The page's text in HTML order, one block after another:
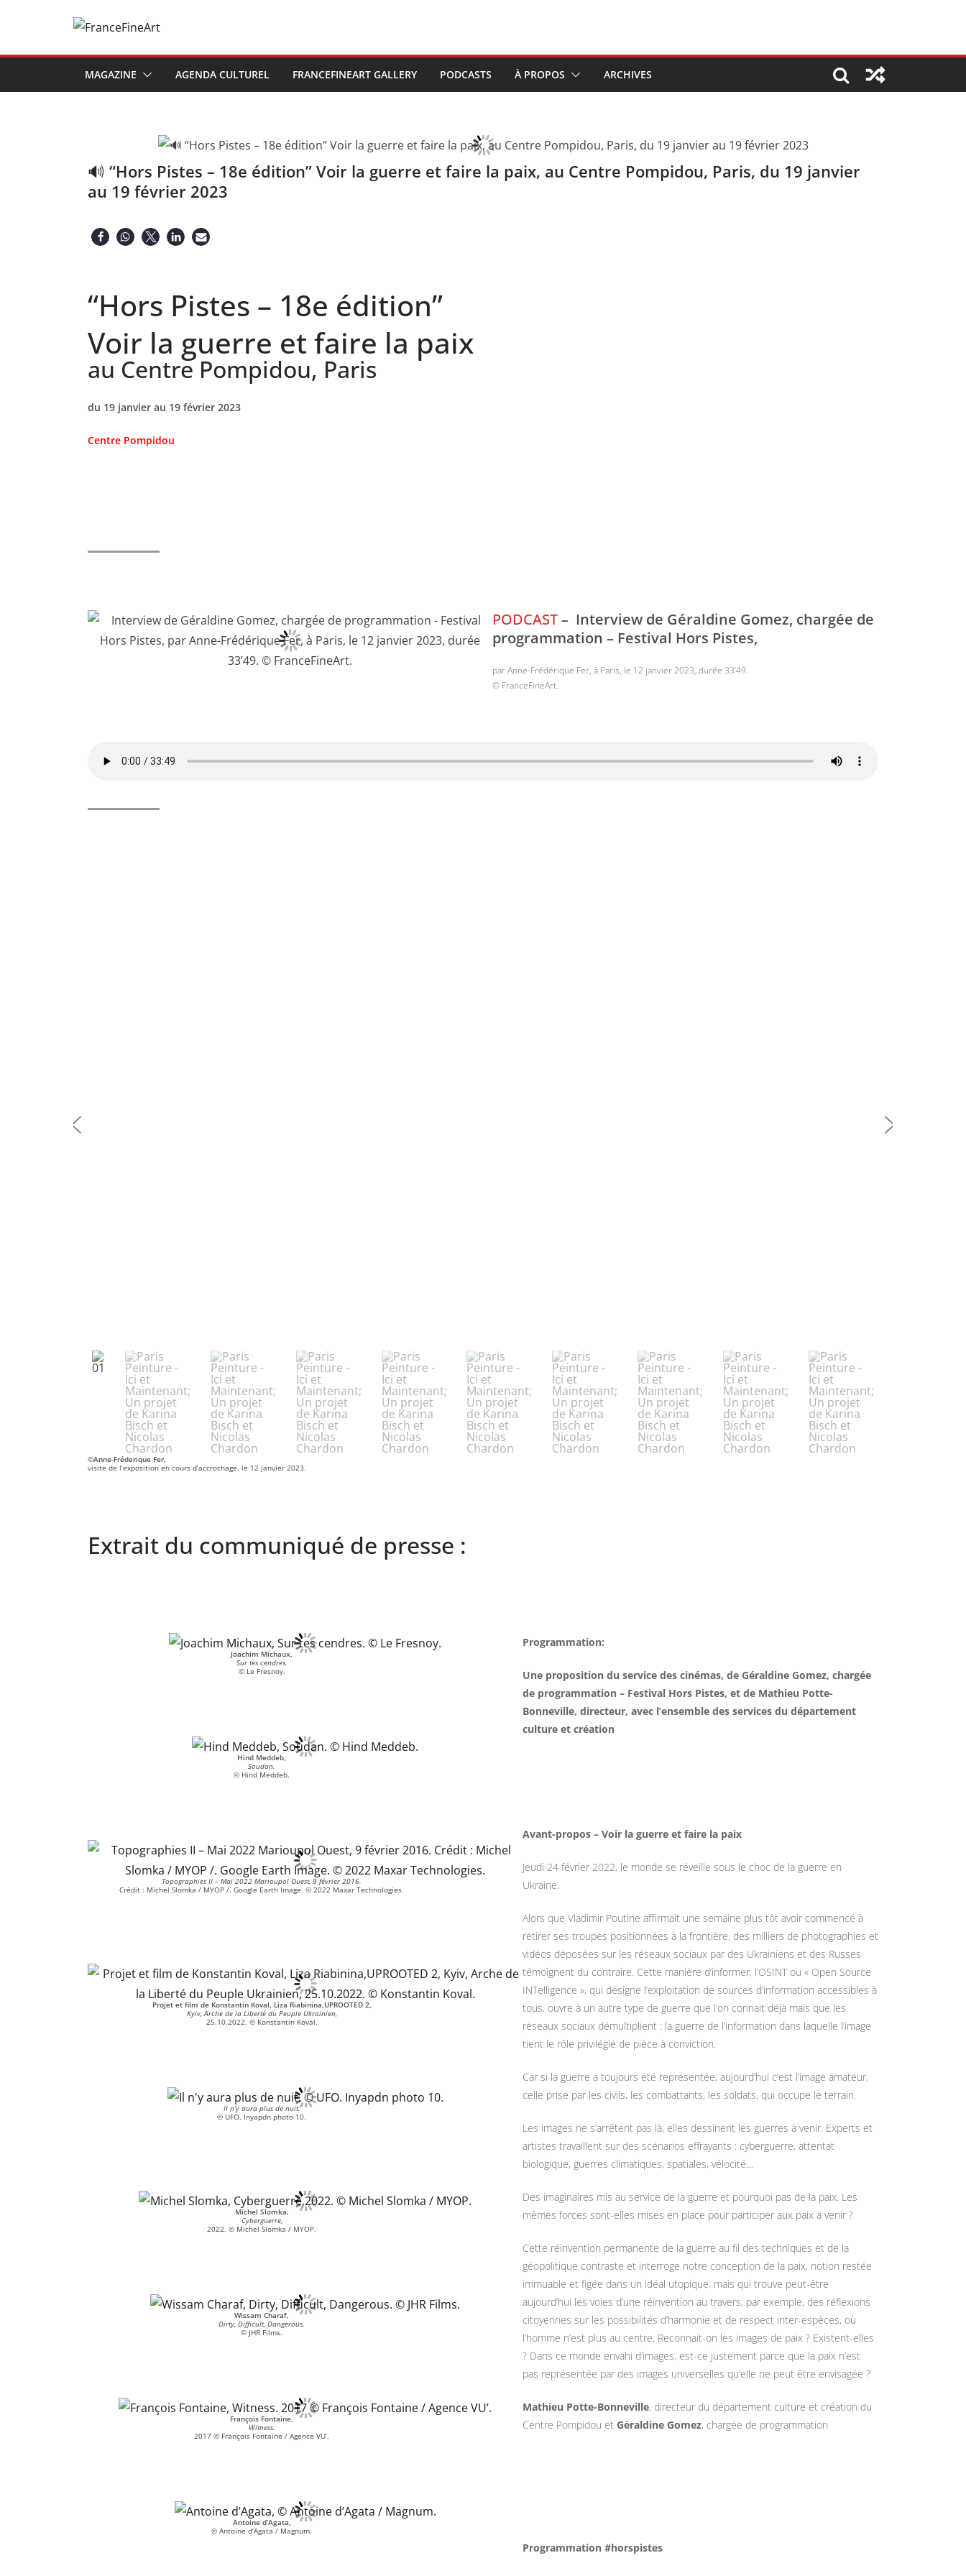
MAGAZINE AGENDA CULTUREL FRANCEFINEART GALLERY PODCASTS À PROPOS ARCHIVES
🔊 “Hors Pistes – 18e édition” Voir la guerre et faire la paix, au Centre Pompidou, Paris, du 19 janvier
au 19 février 2023
“Hors Pistes – 18e édition”
Voir la guerre et faire la paix
au Centre Pompidou, Paris
du 19 janvier au 19 février 2023
Centre Pompidou
PODCAST– Interview de Géraldine Gomez, chargée de
programmation – Festival Hors Pistes,
par Anne-Frédérique Fer, à Paris, le 12 janvier 2023, durée 33’49.
© FranceFineArt.
©Anne-Fréderique Fer,
visite de l’exposition en cours d’accrochage, le 12 janvier 2023.
Extrait du communiqué de presse :
Joachim Michaux,
Sur tes cendres.
© Le Fresnoy.
Hind Meddeb,
Soudan.
© Hind Meddeb.
Topographies II – Mai 2022 Marioupol Ouest, 9 février 2016.
Crédit : Michel Slomka / MYOP /. Google Earth Image. © 2022 Maxar Technologies.
Projet et film de Konstantin Koval, Liza Riabinina,UPROOTED 2,
Kyiv, Arche de la Liberté du Peuple Ukrainien,
25.10.2022. © Konstantin Koval.
Il n’y aura plus de nuit.
© UFO. Inyapdn photo 10.
Michel Slomka,
Cyberguerre,
2022. © Michel Slomka / MYOP.
Wissam Charaf,
Dirty, Difficult, Dangerous.
© JHR Films.
François Fontaine,
Witness.
2017 © François Fontaine / Agence VU’.
Antoine d’Agata,
© Antoine d’Agata / Magnum.
Programmation:
Une proposition du service des cinémas, de Géraldine Gomez, chargée
de programmation – Festival Hors Pistes, et de Mathieu Potte-
Bonneville, directeur, avec l’ensemble des services du département
culture et création
Avant-propos – Voir la guerre et faire la paix
Jeudi 24 février 2022, le monde se réveille sous le choc de la guerre en
Ukraine.
Alors que Vladimir Poutine affirmait une semaine plus tôt avoir commencé à
retirer ses troupes positionnées à la frontière, des milliers de photographies et
vidéos déposées sur les réseaux sociaux par des Ukrainiens et des Russes
témoignent du contraire. Cette manière d’informer, l’OSINT ou « Open Source
INTelligence », qui désigne l’exploitation de sources d’information accessibles à
tous, ouvre à un autre type de guerre que l’on connait déjà mais que les
réseaux sociaux démultiplient : la guerre de l’information dans laquelle l’image
tient le rôle privilégié de pièce à conviction.
Car si la guerre a toujours été représentée, aujourd’hui c’est l’image amateur,
celle prise par les civils, les combattants, les soldats, qui occupe le terrain.
Les images ne s’arrêtent pas là, elles dessinent les guerres à venir. Experts et
artistes travaillent sur des scénarios effrayants : cyberguerre, attentat
biologique, guerres climatiques, spatiales, vélocité…
Des imaginaires mis au service de la guerre et pourquoi pas de la paix. Les
mêmes forces sont-elles mises en place pour participer aux paix à venir ?
Cette réinvention permanente de la guerre au fil des techniques et de la
géopolitique contraste et interroge notre conception de la paix, notion restée
immuable et figée dans un idéal utopique, mais qui trouve peut-être
aujourd’hui les voies d’une réinvention au travers, par exemple, des réflexions
citoyennes sur les possibilités d’harmonie et de respect inter-espèces, où
l’homme n’est plus au centre. Reconnait-on les images de paix ? Existent-elles
? Dans ce monde envahi d’images, est-ce justement parce que la paix n’est
pas représentée par des images universelles qu’elle ne peut être envisagée ?
Mathieu Potte-Bonneville, directeur du département culture et création du
Centre Pompidou et Géraldine Gomez, chargée de programmation
Programmation #horspistes